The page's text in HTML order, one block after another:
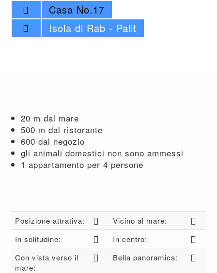
Casa No.17
Isola di Rab - Palit
20 m dal mare
500 m dal ristorante
600 dal negozio
gli animali domestici non sono ammessi
1 appartamento per 4 persone
Posizione attrativa:
Vicino al mare:
In solitudine:
In centro:
Con vista verso il
mare:
Bella panoramica: